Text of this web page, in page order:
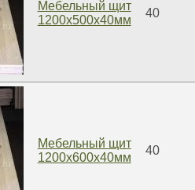
Мебельный щит
1200x500x40мм
40
Мебельный щит
1200x600x40мм
40